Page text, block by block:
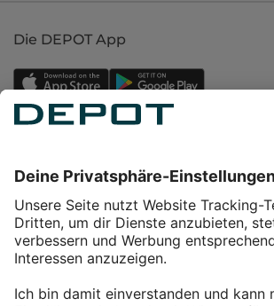
Die DEPOT App
Service
Über DEPOT